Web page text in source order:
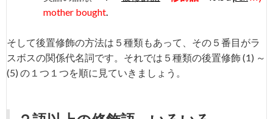
mother bought
そして後置修飾の方法は５種類もあって、その５番目がラ
スボスの関係代名詞です。それでは５種類の後置修飾 (1) ～
(5) の１つ１つを順に見ていきましょう。